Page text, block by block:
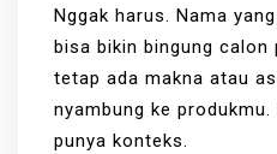
Nggak harus. Nama
bisa bikin bingung calon
tetap ada makna atau
nyambung ke
punya konteks.